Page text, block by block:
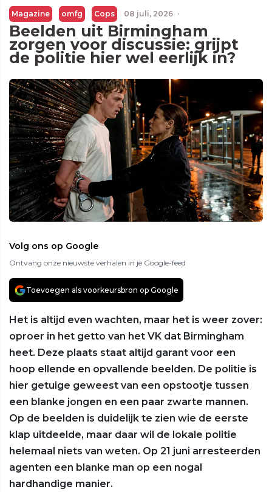
Magazine omfg Cops 08 juli, 2026 ·
Beelden uit Birmingham
zorgen voor discussie: grijpt
de politie hier wel eerlijk in?
Volg ons op Google
Ontvang onze nieuwste verhalen in je Google-feed
Toevoegen als voorkeursbron op Google
Het is altijd even wachten, maar het is weer zover:
oproer in het getto van het VK dat Birmingham
heet. Deze plaats staat altijd garant voor een
hoop ellende en opvallende beelden. De politie is
hier getuige geweest van een opstootje tussen
een blanke jongen en een paar zwarte mannen.
Op de beelden is duidelijk te zien wie de eerste
klap uitdeelde, maar daar wil de lokale politie
helemaal niets van weten. Op 21 juni arresteerden
agenten een blanke man op een nogal
hardhandige manier.